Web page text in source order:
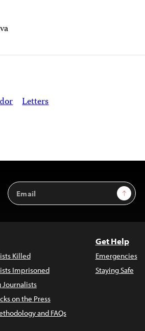
Letters
Email
Address
Sign Up
Killed
Imprisoned
Journalists
on the Press
and FAQs
Get Help
Emergencies
Staying Safe